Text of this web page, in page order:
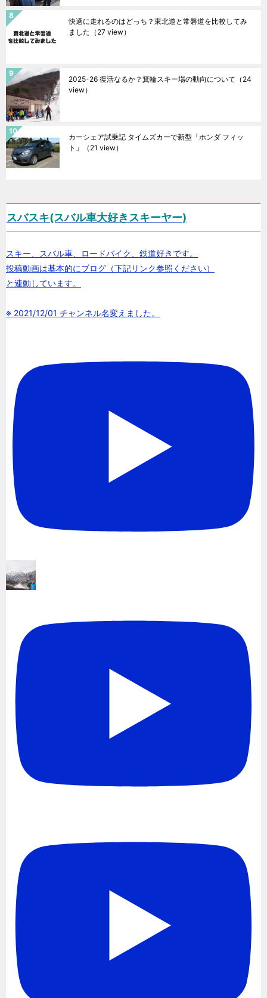
快適に走れるのはどっち？東北道と常磐道を比較してみ
ました （27 view）
2025-26 復活なるか？箕輪スキー場の動向について （24
view）
カーシェア試乗記 タイムズカーで新型「ホンダ フィッ
ト」
（21 view）
スバスキ(スバル車大好きスキーヤー)
スキー、スバル車、ロードバイク、鉄道好きです。
投稿動画は基本的にブログ（下記リンク参照ください）
と連動しています。
※ 2021/12/01 チャンネル名変えました。